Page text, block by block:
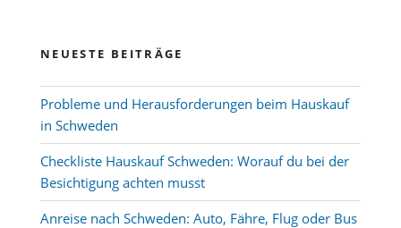
NEUESTE BEITRÄGE
Probleme und Herausforderungen beim Hauskauf
in Schweden
Checkliste Hauskauf Schweden: Worauf du bei der
Besichtigung achten musst
Anreise nach Schweden: Auto, Fähre, Flug oder Bus